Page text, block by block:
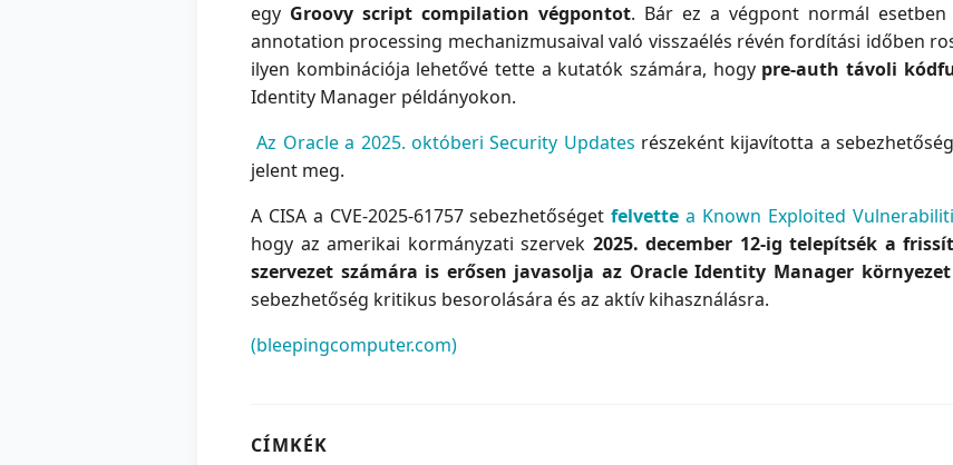
egy Groovy script compilation végpontot. Bár ez a végpont normál
annotation processing mechanizmusaival való visszaélés révén fordítási időben
ilyen kombinációja lehetővé tette a kutatók számára, hogy pre-auth távoli
Identity Manager példányokon.
Az Oracle a 2025. októberi Security Updates részeként kijavította a
jelent meg.
A CISA a CVE-2025-61757 sebezhetőségetfelvette a Known Exploited
hogy az amerikai kormányzati szervek 2025. december 12-ig telepítsék a
szervezet számára is erősen javasolja az Oracle Identity Manager
sebezhetőség kritikus besorolására és az aktív kihasználásra.
(bleepingcomputer.com)
CÍMKÉK